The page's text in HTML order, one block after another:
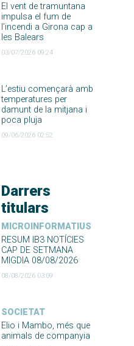
El vent de tramuntana
impulsa el fum de
l’incendi a Girona cap a
les Balears
03/07/2026 09:24
L’estiu començarà amb
temperatures per
damunt de la mitjana i
poca pluja
09/06/2026 02:52
Darrers
titulars
MICROINFORMATIUS
RESUM IB3 NOTÍCIES
CAP DE SETMANA
MIGDIA 08/08/2026
08/08/2026 03:09
SOCIETAT
Elio i Mambo, més que
animals de companyia